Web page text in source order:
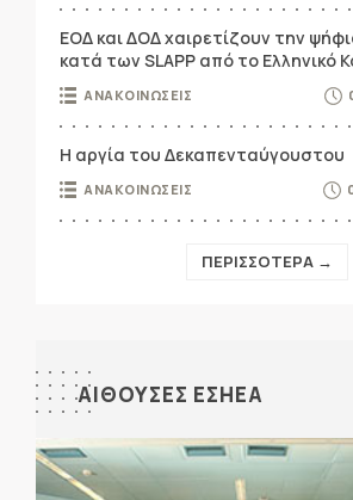
ΕΟΔ και ΔΟΔ χαιρετίζουν την
κατά των SLAPP από το Ελληνικό
ΑΝΑΚΟΙΝΩΣΕΙΣ
Η αργία του Δεκαπενταύγουστου
ΑΝΑΚΟΙΝΩΣΕΙΣ
ΠΕΡΙΣΣΟΤΕΡΑ →
ΑΙΘΟΥΣΕΣ ΕΣΗΕΑ